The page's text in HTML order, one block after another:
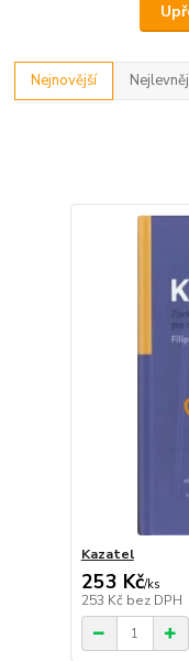
Nejnovější
Kazatel
253 Kč/ks
253 Kč bez DPH